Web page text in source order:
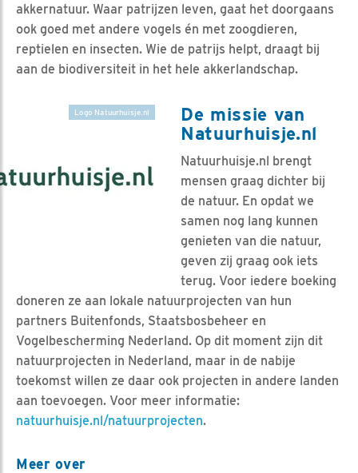
akkernatuur. Waar patrijzen leven, gaat het doorgaans
ook goed met andere vogels én met zoogdieren,
reptielen en insecten. Wie de patrijs helpt, draagt bij
aan de biodiversiteit in het hele akkerlandschap.
Logo Natuurhuisje.nl
De missie van
Natuurhuisje.nl
Natuurhuisje.nl brengt
mensen graag dichter bij
de natuur. En opdat we
samen nog lang kunnen
genieten van die natuur,
geven zij graag ook iets
terug. Voor iedere boeking
doneren ze aan lokale natuurprojecten van hun
partners Buitenfonds, Staatsbosbeheer en
Vogelbescherming Nederland. Op dit moment zijn dit
natuurprojecten in Nederland, maar in de nabije
toekomst willen ze daar ook projecten in andere landen
aan toevoegen. Voor meer informatie:
natuurhuisje.nl/natuurprojecten.
Meer over